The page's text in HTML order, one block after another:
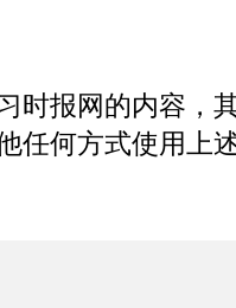
时报网的内容
任何方式使用上